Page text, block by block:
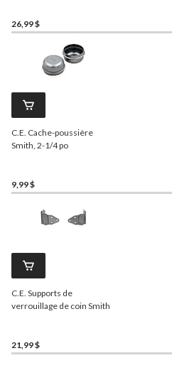
26,99 $
C.E. Cache-poussière
Smith, 2-1/4 po
9,99 $
C.E. Supports de
verrouillage de coin Smith
21,99 $